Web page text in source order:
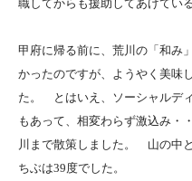
職してからも援助してあげてい
甲府に帰る前に、荒川の「和
かったのですが、ようやく美味
た。 とはいえ、ソーシャルデ
もあって、相変わらず激込み
川まで散策しました。 山の中
ちぶは39度でした。